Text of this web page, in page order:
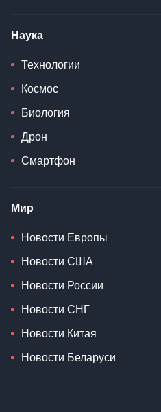
Наука
Технологии
Космос
Биология
Дрон
Смартфон
Мир
Новости Европы
Новости США
Новости России
Новости СНГ
Новости Китая
Новости Беларуси